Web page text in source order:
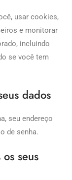
usar cookies,
e monitorar
incluindo
se você tem
dados
seu endereço
de senha.
seus